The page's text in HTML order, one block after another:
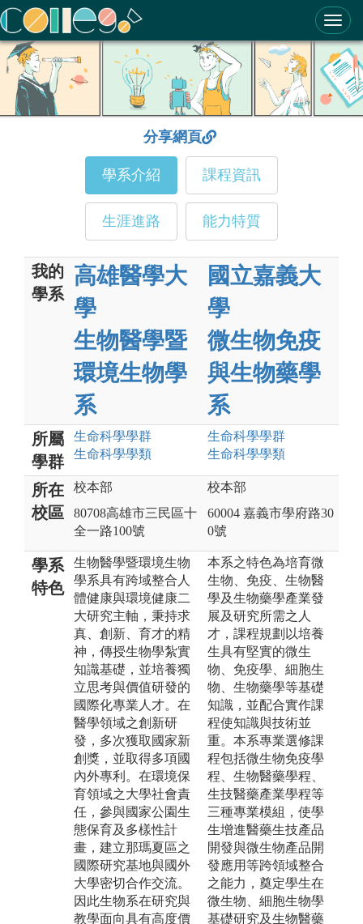
ColleGo! 大學選才與高中育才輔助系統
分享網頁
學系介紹 課程資訊
生涯進路 能力特質
我的
學系
高雄醫學大
學
生物醫學暨
環境生物學
系
國立嘉義大
學
微生物免疫
與生物藥學
系
所屬
學群
生命科學學群
生命科學學類
生命科學學群
生命科學學類
所在
校區
校本部
80708高雄市三民區十
全一路100號
校本部
60004 嘉義市學府路30
0號
學系
特色
生物醫學暨環境生物
學系具有跨域整合人
體健康與環境健康二
大研究主軸，秉持求
真、創新、育才的精
神，傳授生物學紮實
知識基礎，並培養獨
立思考與價值研發的
國際化專業人才。在
醫學領域之創新研
發，多次獲取國家新
創獎，並取得多項國
內外專利。在環境保
育領域之大學社會責
任，參與國家公園生
態保育及多樣性計
畫，建立那瑪夏區之
國際研究基地與國外
大學密切合作交流。
因此生物系在研究與
教學面向具有高度價
本系之特色為培育微
生物、免疫、生物醫
學及生物藥學產業發
展及研究所需之人
才，課程規劃以培養
生具有堅實的微生
物、免疫學、細胞生
物、生物藥學等基礎
知識，並配合實作課
程使知識與技術並
重。本系專業選修課
程包括微生物免疫學
程、生物醫藥學程、
生技醫藥產業學程等
三種專業模組，使學
生增進醫藥生技產品
開發與微生物產品開
發應用等跨領域整合
之能力，奠定學生在
微生物、細胞生物學
基礎研究及生物醫藥